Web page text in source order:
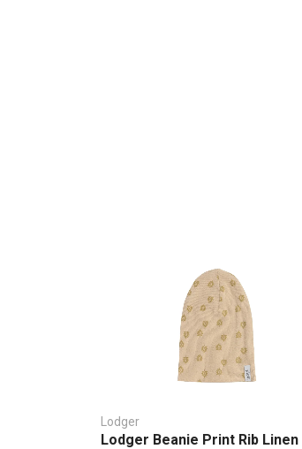
Lodger
Lodger Beanie Print Rib Linen